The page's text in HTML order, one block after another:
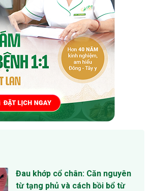
Đau khớp cổ chân: Căn nguyên
từ tạng phủ và cách bồi bổ từ